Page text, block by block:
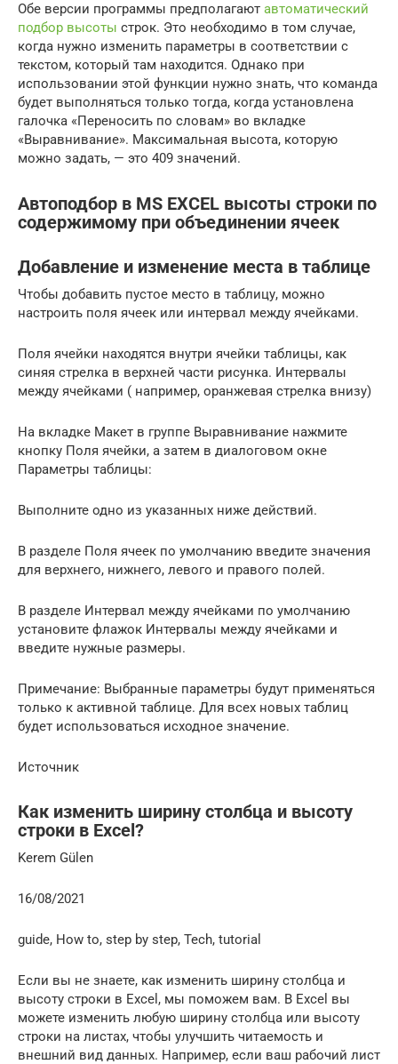
Обе версии программы предполагают автоматический
подбор высоты строк. Это необходимо в том случае,
когда нужно изменить параметры в соответствии с
текстом, который там находится. Однако при
использовании этой функции нужно знать, что команда
будет выполняться только тогда, когда установлена
галочка «Переносить по словам» во вкладке
«Выравнивание». Максимальная высота, которую
можно задать, — это 409 значений.
Автоподбор в MS EXCEL высоты строки по
содержимому при объединении ячеек
Добавление и изменение места в таблице
Чтобы добавить пустое место в таблицу, можно
настроить поля ячеек или интервал между ячейками.
Поля ячейки находятся внутри ячейки таблицы, как
синяя стрелка в верхней части рисунка. Интервалы
между ячейками ( например, оранжевая стрелка внизу)
На вкладке Макет в группе Выравнивание нажмите
кнопку Поля ячейки, а затем в диалоговом окне
Параметры таблицы:
Выполните одно из указанных ниже действий.
В разделе Поля ячеек по умолчанию введите значения
для верхнего, нижнего, левого и правого полей.
В разделе Интервал между ячейками по умолчанию
установите флажок Интервалы между ячейками и
введите нужные размеры.
Примечание: Выбранные параметры будут применяться
только к активной таблице. Для всех новых таблиц
будет использоваться исходное значение.
Источник
Как изменить ширину столбца и высоту
строки в Excel?
Kerem Gülen
16/08/2021
guide, How to, step by step, Tech, tutorial
Если вы не знаете, как изменить ширину столбца и
высоту строки в Excel, мы поможем вам. В Excel вы
можете изменить любую ширину столбца или высоту
строки на листах, чтобы улучшить читаемость и
внешний вид данных. Например, если ваш рабочий лист